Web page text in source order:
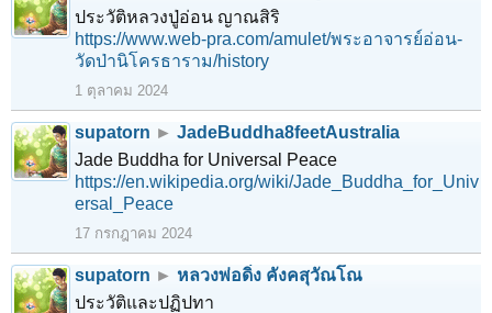
ประวัติหลวงปู่อ่อน ญาณสิริ
https://www.web-pra.com/amulet/พระอาจารย์อ่อน-
วัดป่านิโครธาราม/history
1 ตุลาคม 2024
supatorn ► JadeBuddha8feetAustralia
Jade Buddha for Universal Peace
https://en.wikipedia.org/wiki/Jade_Buddha_for_Univ
ersal_Peace
17 กรกฎาคม 2024
supatorn ► หลวงพ่อดิ่ง คังคสุวัณโณ
ประวัติและปฏิปทา